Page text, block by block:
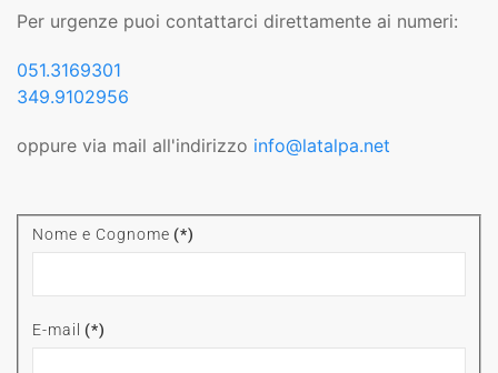
Per urgenze puoi contattarci direttamente ai numeri:
051.3169301
349.9102956
oppure via mail all'indirizzo info@latalpa.net
Nome e Cognome (*)
E-mail (*)